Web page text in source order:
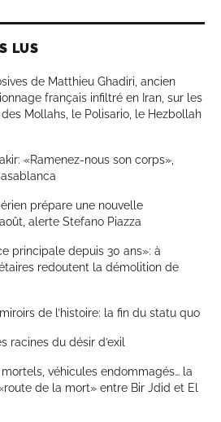
LUS
de Matthieu Ghadiri, ancien
français infiltré en Iran, sur les
Mollahs, le Polisario, le Hezbollah
«Ramenez-nous son corps»,
prépare une nouvelle
alerte Stefano Piazza
principale depuis 30 ans»: à
redoutent la démolition de
de l’histoire: la fin du statu quo
racines du désir d’exil
véhicules endommagés… la
de la mort» entre Bir Jdid et El